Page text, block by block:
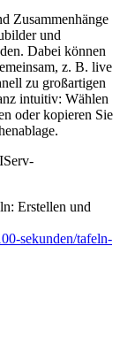
Zusammenhänge
und
Dabei können
z. B. live
zu großartigen
intuitiv: Wählen
oder kopieren Sie
Erstellen und
sekunden/tafeln-